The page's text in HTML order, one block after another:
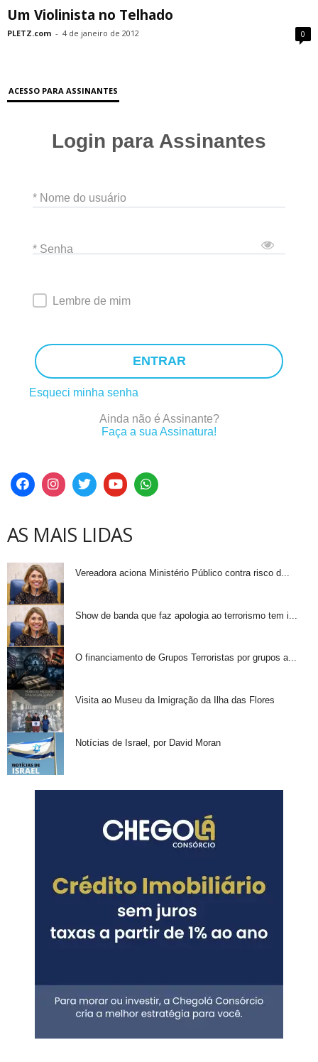
Um Violinista no Telhado
PLETZ.com - 4 de janeiro de 2012 0
ACESSO PARA ASSINANTES
Login para Assinantes
* Nome do usuário
* Senha
Lembre de mim
ENTRAR
Esqueci minha senha
Ainda não é Assinante?
Faça a sua Assinatura!
AS MAIS LIDAS
Vereadora aciona Ministério Público contra risco d...
Show de banda que faz apologia ao terrorismo tem i...
O financiamento de Grupos Terroristas por grupos a...
Visita ao Museu da Imigração da Ilha das Flores
Notícias de Israel, por David Moran